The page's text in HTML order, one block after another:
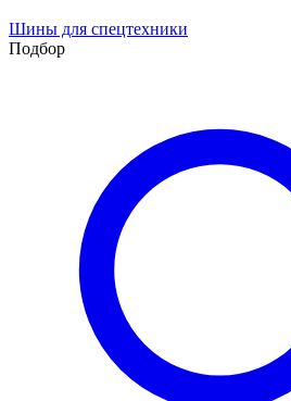
Шины для спецтехники
Подбор